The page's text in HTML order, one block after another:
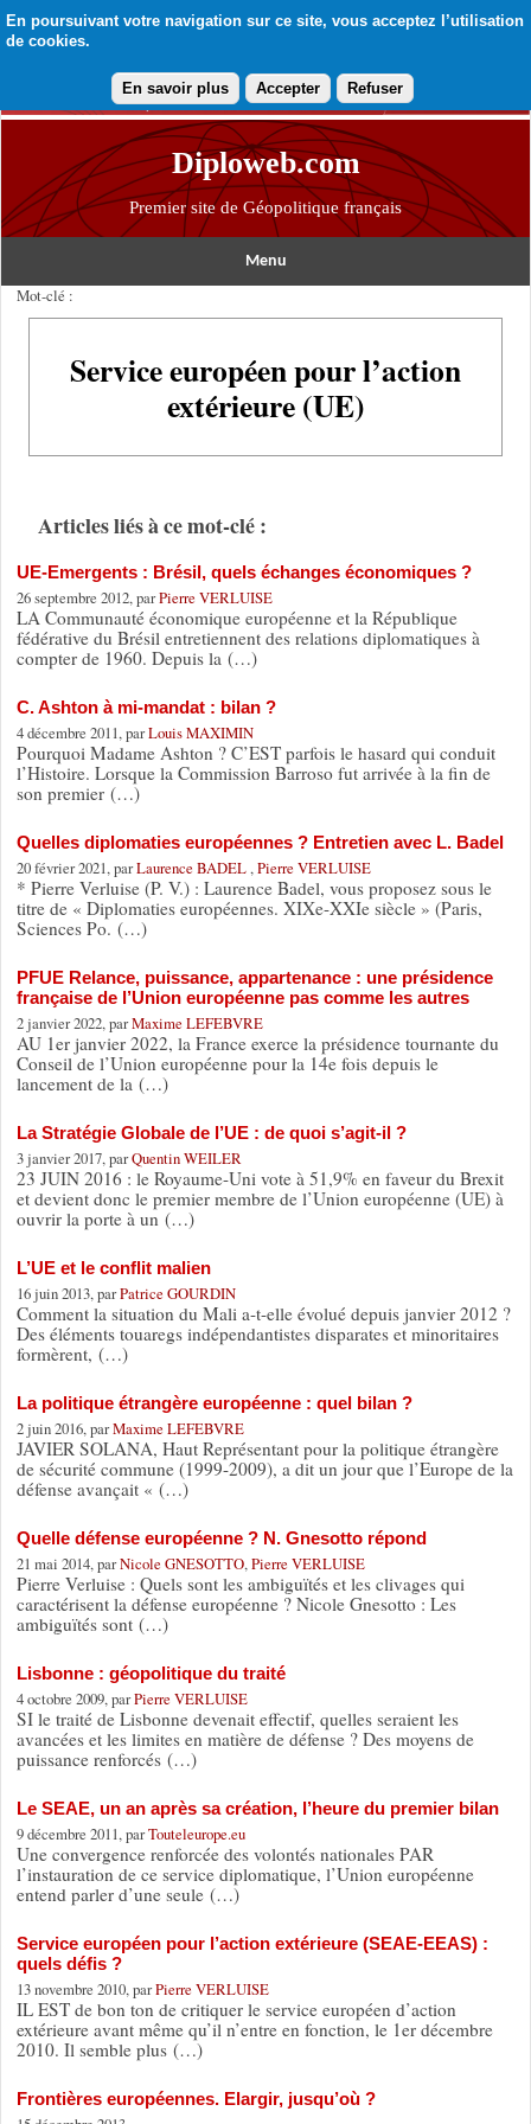
En poursuivant votre navigation sur ce site, vous acceptez l’utilisation
de cookies.
En savoir plus Accepter Refuser
Diploweb.com
Premier site de Géopolitique français
Menu
Mot-clé :
Service européen pour l’action
extérieure (UE)
Articles liés à ce mot-clé :
UE-Emergents : Brésil, quels échanges économiques ?
26 septembre 2012, parPierre VERLUISE
LA Communauté économique européenne et la République
fédérative du Brésil entretiennent des relations diplomatiques à
compter de 1960. Depuis la (…)
C. Ashton à mi-mandat : bilan ?
4 décembre 2011, parLouis MAXIMIN
Pourquoi Madame Ashton ? C’EST parfois le hasard qui conduit
l’Histoire. Lorsque la Commission Barroso fut arrivée à la fin de
son premier (…)
Quelles diplomaties européennes ? Entretien avec L. Badel
20 février 2021, parLaurence BADEL , Pierre VERLUISE
* Pierre Verluise (P. V.) : Laurence Badel, vous proposez sous le
titre de « Diplomaties européennes. XIXe-XXIe siècle » (Paris,
Sciences Po. (…)
PFUE Relance, puissance, appartenance : une présidence
française de l’Union européenne pas comme les autres
2 janvier 2022, parMaxime LEFEBVRE
AU 1er janvier 2022, la France exerce la présidence tournante du
Conseil de l’Union européenne pour la 14e fois depuis le
lancement de la (…)
La Stratégie Globale de l’UE : de quoi s’agit-il ?
3 janvier 2017, parQuentin WEILER
23 JUIN 2016 : le Royaume-Uni vote à 51,9% en faveur du Brexit
et devient donc le premier membre de l’Union européenne (UE) à
ouvrir la porte à un (…)
L’UE et le conflit malien
16 juin 2013, parPatrice GOURDIN
Comment la situation du Mali a-t-elle évolué depuis janvier 2012 ?
Des éléments touaregs indépendantistes disparates et minoritaires
formèrent, (…)
La politique étrangère européenne : quel bilan ?
2 juin 2016, parMaxime LEFEBVRE
JAVIER SOLANA, Haut Représentant pour la politique étrangère
de sécurité commune (1999-2009), a dit un jour que l’Europe de la
défense avançait « (…)
Quelle défense européenne ? N. Gnesotto répond
21 mai 2014, parNicole GNESOTTO, Pierre VERLUISE
Pierre Verluise : Quels sont les ambiguïtés et les clivages qui
caractérisent la défense européenne ? Nicole Gnesotto : Les
ambiguïtés sont (…)
Lisbonne : géopolitique du traité
4 octobre 2009, parPierre VERLUISE
SI le traité de Lisbonne devenait effectif, quelles seraient les
avancées et les limites en matière de défense ? Des moyens de
puissance renforcés (…)
Le SEAE, un an après sa création, l’heure du premier bilan
9 décembre 2011, parTouteleurope.eu
Une convergence renforcée des volontés nationales PAR
l’instauration de ce service diplomatique, l’Union européenne
entend parler d’une seule (…)
Service européen pour l’action extérieure (SEAE-EEAS) :
quels défis ?
13 novembre 2010, parPierre VERLUISE
IL EST de bon ton de critiquer le service européen d’action
extérieure avant même qu’il n’entre en fonction, le 1er décembre
2010. Il semble plus (…)
Frontières européennes. Elargir, jusqu’où ?